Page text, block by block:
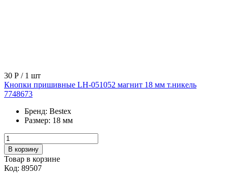
30 Р / 1 шт
Кнопки пришивные LH-051052 магнит 18 мм т.никель
7748673
Бренд: Bestex
Размер: 18 мм
В корзину
Товар в корзине
Код: 89507